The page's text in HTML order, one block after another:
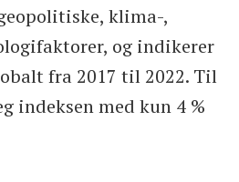
klima-,
og indikerer
fra 2017 til 2022. Til
indeksen med kun 4 %